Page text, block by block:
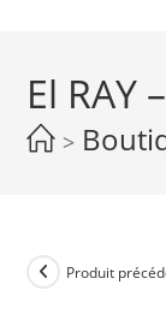
El RAY
>
Produit